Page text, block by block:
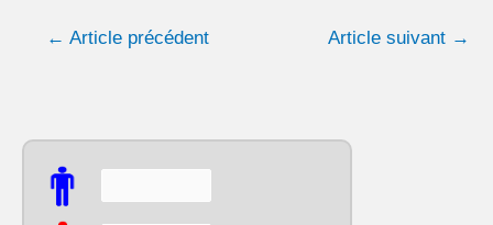
← Article précédent Article suivant →